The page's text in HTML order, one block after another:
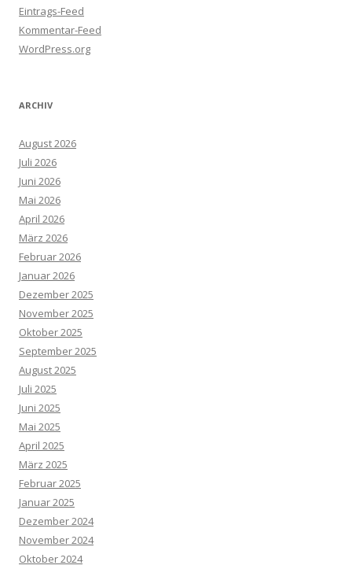
Eintrags-Feed
Kommentar-Feed
WordPress.org
ARCHIV
August 2026
Juli 2026
Juni 2026
Mai 2026
April 2026
März 2026
Februar 2026
Januar 2026
Dezember 2025
November 2025
Oktober 2025
September 2025
August 2025
Juli 2025
Juni 2025
Mai 2025
April 2025
März 2025
Februar 2025
Januar 2025
Dezember 2024
November 2024
Oktober 2024